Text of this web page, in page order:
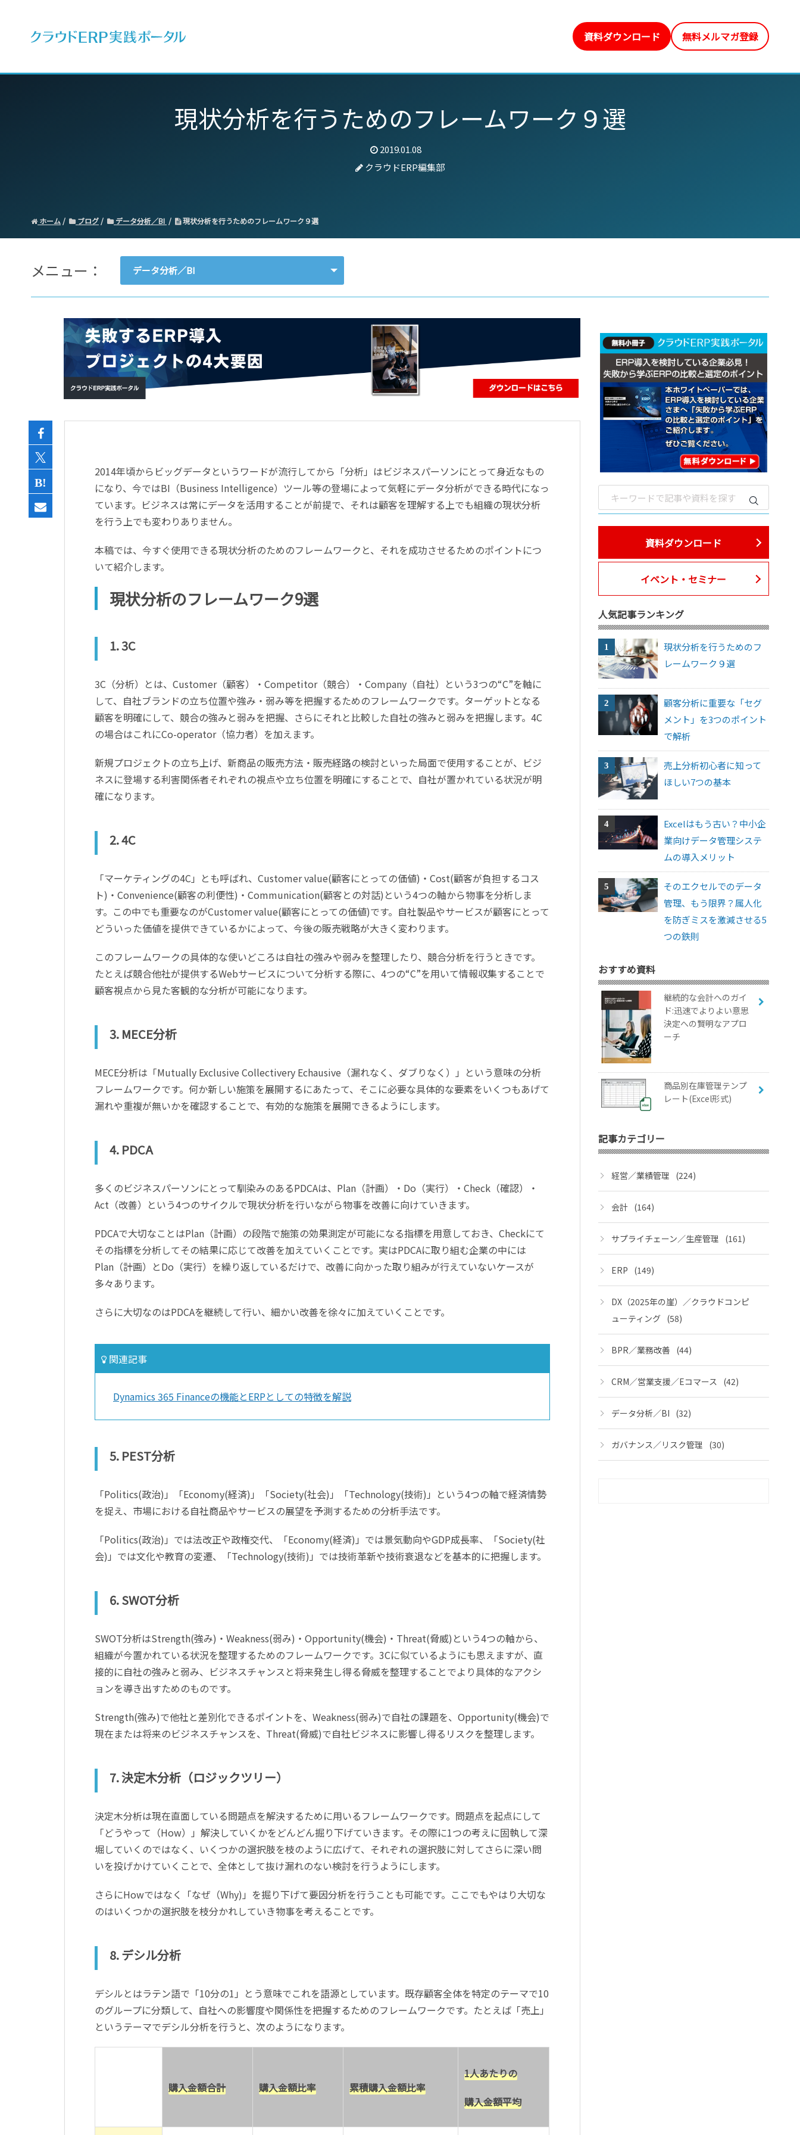
資料ダウンロード 無料メルマガ登録
現状分析を行うためのフレームワーク９選
2019.01.08
クラウドERP編集部
ホーム ブログ データ分析／BI 現状分析を行うためのフレームワーク９選
メニュー： データ分析／BI
会計
経営／業績管理
サプライチェーン／生産管理
CRM／営業支援／Eコマース
データ分析／BI
2014年頃からビッグデータというワードが流行してから「分析」はビジネスパーソンにとって身近なもの
になり、今ではBI（Business Intelligence）ツール等の登場によって気軽にデータ分析ができる時代になっ
ています。ビジネスは常にデータを活用することが前提で、それは顧客を理解する上でも組織の現状分析
を行う上でも変わりありません。
本稿では、今すぐ使用できる現状分析のためのフレームワークと、それを成功させるためのポイントにつ
いて紹介します。
現状分析のフレームワーク9選
1. 3C
3C（分析）とは、Customer（顧客）・Competitor（競合）・Company（自社）という3つの“C”を軸に
して、自社ブランドの立ち位置や強み・弱み等を把握するためのフレームワークです。ターゲットとなる
顧客を明確にして、競合の強みと弱みを把握、さらにそれと比較した自社の強みと弱みを把握します。4C
の場合はこれにCo-operator（協力者）を加えます。
新規プロジェクトの立ち上げ、新商品の販売方法・販売経路の検討といった局面で使用することが、ビジ
ネスに登場する利害関係者それぞれの視点や立ち位置を明確にすることで、自社が置かれている状況が明
確になります。
2. 4C
「マーケティングの4C」とも呼ばれ、Customer value(顧客にとっての価値)・Cost(顧客が負担するコス
ト)・Convenience(顧客の利便性)・Communication(顧客との対話)という4つの軸から物事を分析しま
す。この中でも重要なのがCustomer value(顧客にとっての価値)です。自社製品やサービスが顧客にとって
どういった価値を提供できているかによって、今後の販売戦略が大きく変わります。
このフレームワークの具体的な使いどころは自社の強みや弱みを整理したり、競合分析を行うときです。
たとえば競合他社が提供するWebサービスについて分析する際に、4つの“C”を用いて情報収集することで
顧客視点から見た客観的な分析が可能になります。
3. MECE分析
MECE分析は「Mutually Exclusive Collectivery Echausive（漏れなく、ダブりなく）」という意味の分析
フレームワークです。何か新しい施策を展開するにあたって、そこに必要な具体的な要素をいくつもあげて
漏れや重複が無いかを確認することで、有効的な施策を展開できるようにします。
4. PDCA
多くのビジネスパーソンにとって馴染みのあるPDCAは、Plan（計画）・Do（実行）・Check（確認）・
Act（改善）という4つのサイクルで現状分析を行いながら物事を改善に向けていきます。
PDCAで大切なことはPlan（計画）の段階で施策の効果測定が可能になる指標を用意しておき、Checkにて
その指標を分析してその結果に応じて改善を加えていくことです。実はPDCAに取り組む企業の中には
Plan（計画）とDo（実行）を繰り返しているだけで、改善に向かった取り組みが行えていないケースが
多々あります。
さらに大切なのはPDCAを継続して行い、細かい改善を徐々に加えていくことです。
関連記事
Dynamics 365 Financeの機能とERPとしての特徴を解説
5. PEST分析
「Politics(政治)」「Economy(経済)」「Society(社会)」「Technology(技術)」という4つの軸で経済情勢
を捉え、市場における自社商品やサービスの展望を予測するための分析手法です。
「Politics(政治)」では法改正や政権交代、「Economy(経済)」では景気動向やGDP成長率、「Society(社
会)」では文化や教育の変遷、「Technology(技術)」では技術革新や技術衰退などを基本的に把握します。
6. SWOT分析
SWOT分析はStrength(強み)・Weakness(弱み)・Opportunity(機会)・Threat(脅威)という4つの軸から、
組織が今置かれている状況を整理するためのフレームワークです。3Cに似ているようにも思えますが、直
接的に自社の強みと弱み、ビジネスチャンスと将来発生し得る脅威を整理することでより具体的なアクシ
ョンを導き出すためのものです。
Strength(強み)で他社と差別化できるポイントを、Weakness(弱み)で自社の課題を、Opportunity(機会)で
現在または将来のビジネスチャンスを、Threat(脅威)で自社ビジネスに影響し得るリスクを整理します。
7. 決定木分析（ロジックツリー）
決定木分析は現在直面している問題点を解決するために用いるフレームワークです。問題点を起点にして
「どうやって（How）」解決していくかをどんどん掘り下げていきます。その際に1つの考えに固執して深
堀していくのではなく、いくつかの選択肢を枝のように広げて、それぞれの選択肢に対してさらに深い問
いを投げかけていくことで、全体として抜け漏れのない検討を行うようにします。
さらにHowではなく「なぜ（Why)」を掘り下げて要因分析を行うことも可能です。ここでもやはり大切な
のはいくつかの選択肢を枝分かれしていき物事を考えることです。
8. デシル分析
デシルとはラテン語で「10分の1」とう意味でこれを語源としています。既存顧客全体を特定のテーマで10
のグループに分類して、自社への影響度や関係性を把握するためのフレームワークです。たとえば「売上」
というテーマでデシル分析を行うと、次のようになります。
購入金額合計 購入金額比率 累積購入金額比率
1人あたりの
購入金額平均
資料ダウンロード
イベント・セミナー
人気記事ランキング
現状分析を行うためのフ
レームワーク９選
顧客分析に重要な「セグ
メント」を3つのポイント
で解析
売上分析初心者に知って
ほしい7つの基本
Excelはもう古い？中小企
業向けデータ管理システ
ムの導入メリット
そのエクセルでのデータ
管理、もう限界？属人化
を防ぎミスを激減させる5
つの鉄則
おすすめ資料
継続的な会計へのガイ
ド:迅速でよりよい意思
決定への賢明なアプロ
ーチ
商品別在庫管理テンプ
レート(Excel形式)
記事カテゴリー
経営／業績管理 (224)
会計 (164)
サプライチェーン／生産管理 (161)
ERP (149)
DX（2025年の崖）／クラウドコンピ
ューティング (58)
BPR／業務改善 (44)
CRM／営業支援／Eコマース (42)
データ分析／BI (32)
ガバナンス／リスク管理 (30)